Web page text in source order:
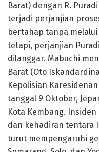
Barat) dengan R.
terjadi perjanjian
bertahap tanpa
tetapi, perjanjian
dilanggar. Mabuchi
Barat (Oto
Kepolisian
tanggal 9 Oktober,
Kota Kembang.
dan kehadiran tentara
turut mempengaruhi